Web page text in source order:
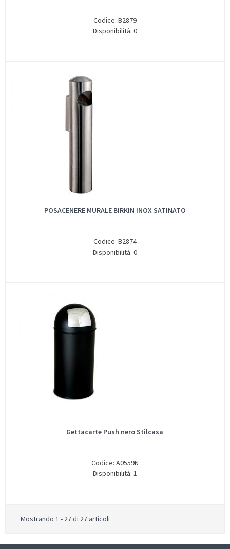
Codice: B2879
Disponibilità: 0
POSACENERE MURALE BIRKIN INOX SATINATO
Codice: B2874
Disponibilità: 0
Gettacarte Push nero Stilcasa
Codice: A0559N
Disponibilità: 1
Mostrando 1 - 27 di 27 articoli